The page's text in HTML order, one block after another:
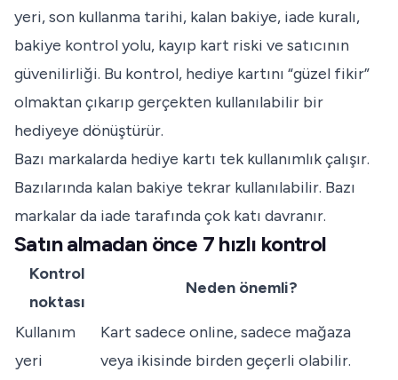
yeri, son kullanma tarihi, kalan bakiye, iade kuralı,
bakiye kontrol yolu, kayıp kart riski ve satıcının
güvenilirliği. Bu kontrol, hediye kartını “güzel fikir”
olmaktan çıkarıp gerçekten kullanılabilir bir
hediyeye dönüştürür.
Bazı markalarda hediye kartı tek kullanımlık çalışır.
Bazılarında kalan bakiye tekrar kullanılabilir. Bazı
markalar da iade tarafında çok katı davranır.
Satın almadan önce 7 hızlı kontrol
Kontrol
noktası
Neden önemli?
Kullanım
yeri
Kart sadece online, sadece mağaza
veya ikisinde birden geçerli olabilir.